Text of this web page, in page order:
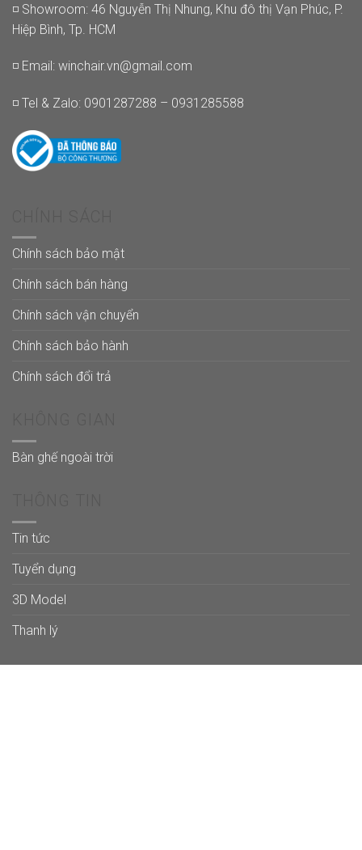
◽ Showroom: 46 Nguyễn Thị Nhung, Khu đô thị Vạn Phúc, P.
Hiệp Bình, Tp. HCM
◽ Email: winchair.vn@gmail.com
◽ Tel & Zalo: 0901287288 – 0931285588
Chính sách bảo mật
Chính sách bán hàng
Chính sách vận chuyển
Chính sách bảo hành
Chính sách đổi trả
Bàn ghế ngoài trời
Tin tức
Tuyển dụng
3D Model
Thanh lý